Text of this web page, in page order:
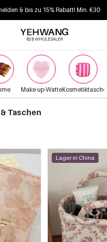
& bis zu 15% Rabatt! Min. €30
B2B WHOLESALER
Make-up-WatteKosmetiktaschen
Taschen
Lager in China